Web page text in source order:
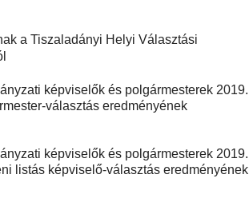
a Tiszaladányi Helyi Választási
képviselők és polgármesterek 2019.
választás eredményének
képviselők és polgármesterek 2019.
listás képviselő-választás eredményének